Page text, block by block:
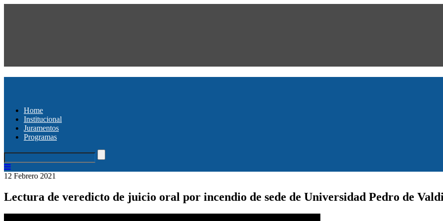
Home
Institucional
Juramentos
Programas
12 Febrero 2021
Lectura de veredicto de juicio oral por incendio de sede de Universidad Pedro de